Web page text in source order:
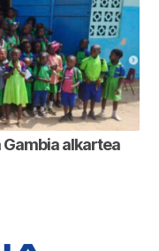
alkartea